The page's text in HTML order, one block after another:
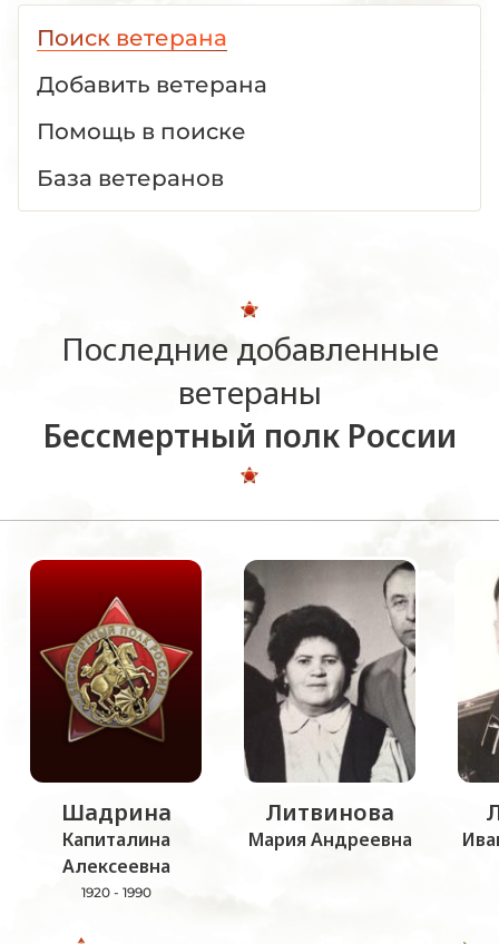
Поиск ветерана
Добавить ветерана
Помощь в поиске
База ветеранов
Последние добавленные
ветераны
Бессмертный полк России
Шадрина
Капиталина
Алексеевна
1920 - 1990
Литвинова
Мария Андреевна